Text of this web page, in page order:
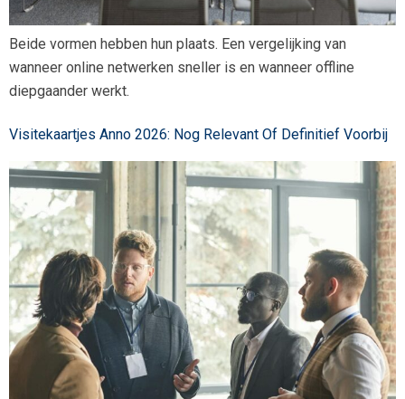
Beide vormen hebben hun plaats. Een vergelijking van
wanneer online netwerken sneller is en wanneer offline
diepgaander werkt.
Visitekaartjes Anno 2026: Nog Relevant Of Definitief Voorbij